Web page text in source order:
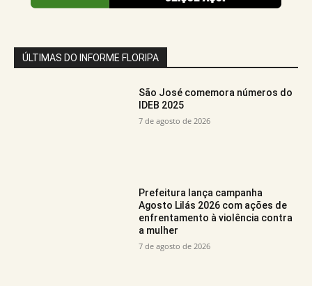
ÚLTIMAS DO INFORME FLORIPA
São José comemora números do
IDEB 2025
7 de agosto de 2026
Prefeitura lança campanha
Agosto Lilás 2026 com ações de
enfrentamento à violência contra
a mulher
7 de agosto de 2026